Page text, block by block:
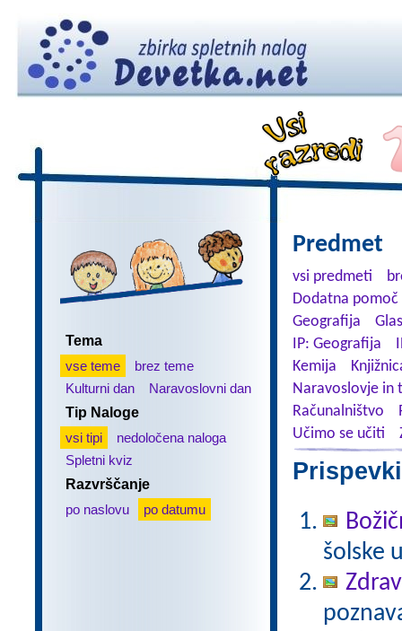
Tema
vse teme
brez teme
Kulturni dan
Naravoslovni dan
Tip Naloge
vsi tipi
nedoločena naloga
Spletni kviz
Razvrščanje
po naslovu
po datumu
Predmet
vsi predmeti
Dodatna
Geografija
IP: Geografija
Kemija
Naravoslovje in
Računalništvo
Učimo se učiti
šolske